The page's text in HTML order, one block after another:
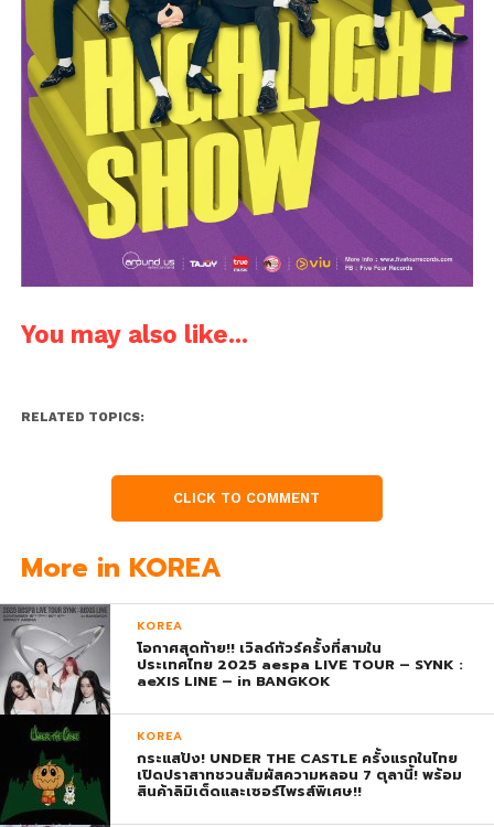
You may also like...
RELATED TOPICS:
CLICK TO COMMENT
More in KOREA
KOREA
โอกาศสุดท้าย!! เวิลด์ทัวร์ครั้งที่สามใน
ประเทศไทย 2025 aespa LIVE TOUR – SYNK :
aeXIS LINE – in BANGKOK
KOREA
กระแสปัง! UNDER THE CASTLE ครั้งแรกในไทย
เปิดปราสาทชวนสัมผัสความหลอน 7 ตุลานี้! พร้อม
สินค้าลิมิเต็ดและเซอร์ไพรส์พิเศษ!!